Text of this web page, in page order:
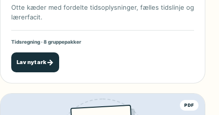
Otte kæder med fordelte tidsoplysninger, fælles tidslinje og
lærerfacit.
Tidsregning · 8 gruppepakker
Lav nyt ark→
PDF